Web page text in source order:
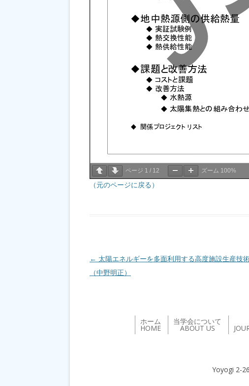
ページ 1 / 12 ズーム 100%
（元のページに戻る）
投稿ナビゲーション
← 太陽エネルギーを多面利用する高度施設生産技
（中野明正）
ホーム
HOME
当学会について
ABOUT US
Yoyogi 2-